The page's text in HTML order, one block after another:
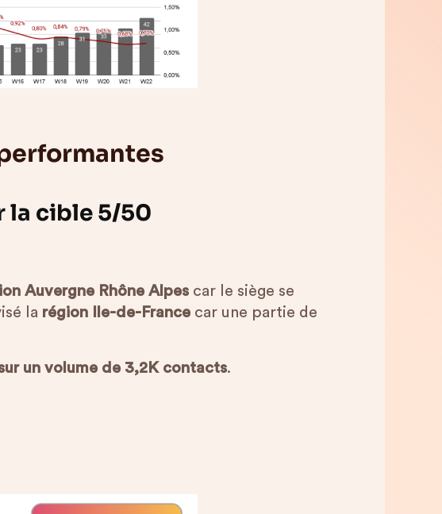
la cible 5/50
Auvergne Rhône Alpes car le siège se
la région Ile-de-France car une partie de
un volume de 3,2K contacts.